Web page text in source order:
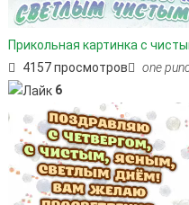
Прикольная картинка с
4157 просмотров
one
6